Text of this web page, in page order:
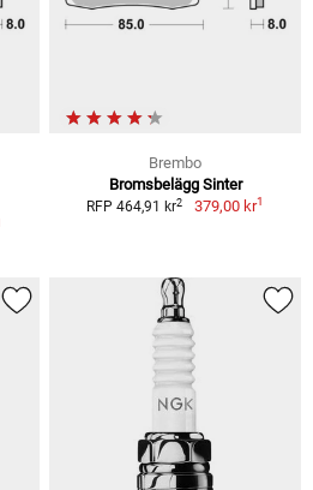
Brembo
Bromsbelägg Sinter
RFP 464,91 kr2 379,00 kr1